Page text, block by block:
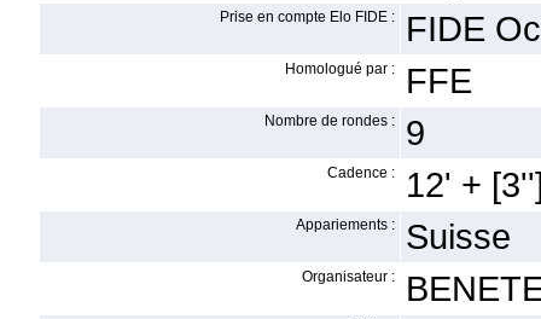
Prise en compte Elo FIDE : FIDE
Homologué par : FFE
Nombre de rondes : 9
Cadence : 12' +
Appariements : Suisse
Organisateur :